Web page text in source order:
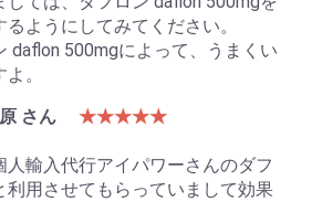
ようにしてみてください。
daflon 500mgによって、うまくい
。
さん
★★★★★
人輸入代行アイパワーさんのダフ
利用させてもらっていまして効果